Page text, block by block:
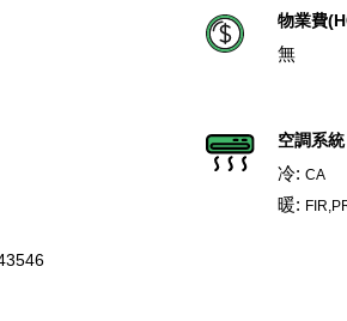
物業費
無
空調系統
冷:CA
暖: